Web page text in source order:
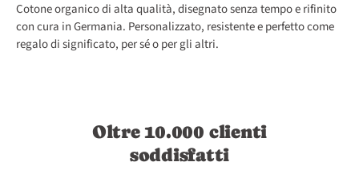
Cotone organico di alta qualità, disegnato senza tempo e rifinito
con cura in Germania. Personalizzato, resistente e perfetto come
regalo di significato, per sé o per gli altri.
Oltre 10.000 clienti
soddisfatti